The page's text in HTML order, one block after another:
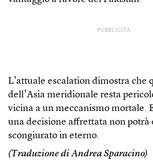
PUBBLICITÀ
L’attuale escalation dimostra che
dell’Asia meridionale resta
vicina a un meccanismo mortale.
una decisione affrettata non potrà
scongiurato in eterno.
(Traduzione di Andrea Sparacino)